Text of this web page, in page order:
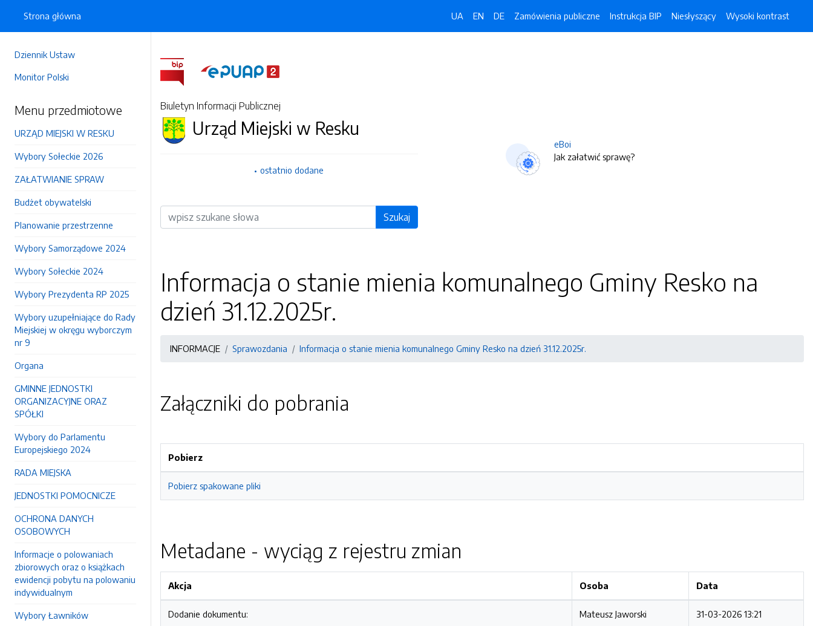
Dziennik Ustaw
Monitor Polski
Menu przedmiotowe
URZĄD MIEJSKI W RESKU
Wybory Sołeckie 2026
ZAŁATWIANIE SPRAW
Budżet obywatelski
Planowanie przestrzenne
Wybory Samorządowe 2024
Wybory Sołeckie 2024
Wybory Prezydenta RP 2025
Wybory uzupełniające do Rady
Miejskiej w okręgu wyborczym
nr 9
Organa
GMINNE JEDNOSTKI
ORGANIZACYJNE ORAZ
SPÓŁKI
Wybory do Parlamentu
Europejskiego 2024
RADA MIEJSKA
JEDNOSTKI POMOCNICZE
OCHRONA DANYCH
OSOBOWYCH
Informacje o polowaniach
zbiorowych oraz o książkach
ewidencji pobytu na polowaniu
indywidualnym
Wybory Ławników
Strona główna UA EN DE Zamówienia publiczne Instrukcja BIP Niesłyszący Wysoki kontrast
Biuletyn Informacji Publicznej
Urząd Miejski w Resku
ostatnio dodane
Wyszukiwarka Szukaj
eBoi
Jak załatwić sprawę?
Informacja o stanie mienia komunalnego Gminy Resko na
dzień 31.12.2025r.
INFORMACJE Sprawozdania Informacja o stanie mienia komunalnego Gminy Resko na dzień 31.12.2025r.
Załączniki do pobrania
Pobierz
Pobierz spakowane pliki
Metadane - wyciąg z rejestru zmian
Akcja Osoba Data
Dodanie dokumentu: Mateusz Jaworski 31-03-2026 13:21